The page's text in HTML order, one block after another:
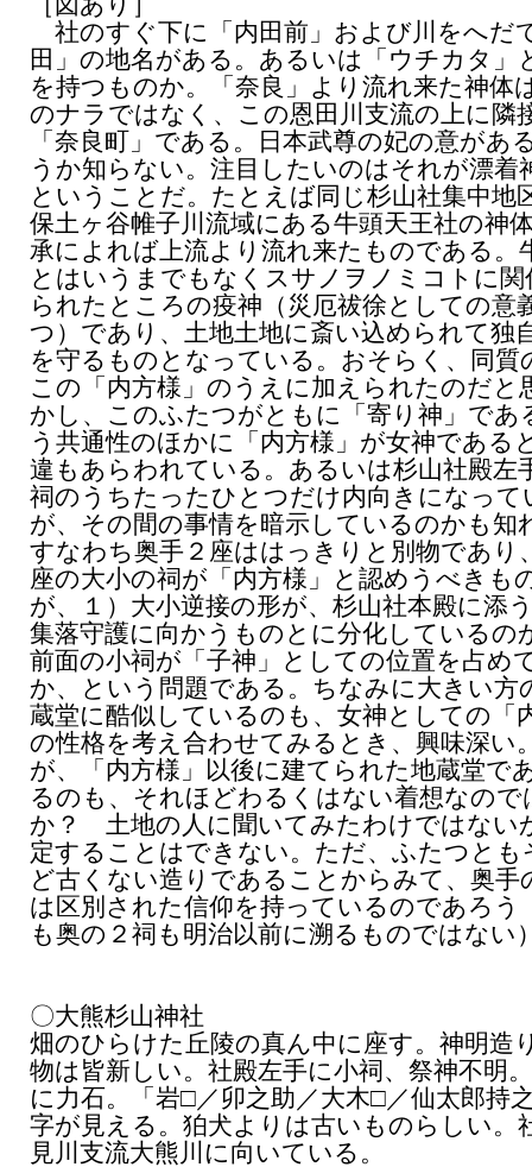
社のすぐ下に「内田前」および川をへだ
田」の地名がある。あるいは「ウチカタ」
を持つものか。「奈良」より流れ来た神体
のナラではなく、この恩田川支流の上に隣
「奈良町」である。日本武尊の妃の意があ
うか知らない。注目したいのはそれが漂着
ということだ。たとえば同じ杉山社集中地
保土ヶ谷帷子川流域にある牛頭天王社の神
承によれば上流より流れ来たものである。
とはいうまでもなくスサノヲノミコトに関
られたところの疫神（災厄祓徐としての意
つ）であり、土地土地に斎い込められて独
を守るものとなっている。おそらく、同質
この「内方様」のうえに加えられたのだと
かし、このふたつがともに「寄り神」であ
う共通性のほかに「内方様」が女神である
違もあらわれている。あるいは杉山社殿左
祠のうちたったひとつだけ内向きになって
が、その間の事情を暗示しているのかも知
すなわち奥手２座ははっきりと別物であり
座の大小の祠が「内方様」と認めうべきも
が、１）大小逆接の形が、杉山社本殿に添
集落守護に向かうものとに分化しているの
前面の小祠が「子神」としての位置を占め
か、という問題である。ちなみに大きい方
蔵堂に酷似しているのも、女神としての「
の性格を考え合わせてみるとき、興味深い
が、「内方様」以後に建てられた地蔵堂で
るのも、それほどわるくはない着想なので
か？ 土地の人に聞いてみたわけではない
定することはできない。ただ、ふたつとも
ど古くない造りであることからみて、奥手
は区別された信仰を持っているのであろう
も奥の２祠も明治以前に溯るものではない
〇大熊杉山神社
畑のひらけた丘陵の真ん中に座す。神明造
物は皆新しい。社殿左手に小祠、祭神不明
に力石。「岩□／卯之助／大木□／仙太郎持
字が見える。狛犬よりは古いものらしい。
見川支流大熊川に向いている。